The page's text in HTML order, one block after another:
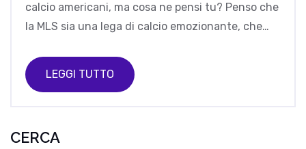
calcio americani, ma cosa ne pensi tu? Penso che
la MLS sia una lega di calcio emozionante, che
unica. I tifosi possono godere di grandi partite,
momenti di intrattenimento e un sacco di grandi
possono sfruttare per raggiungere i loro sogni di
LEGGI TUTTO
CERCA